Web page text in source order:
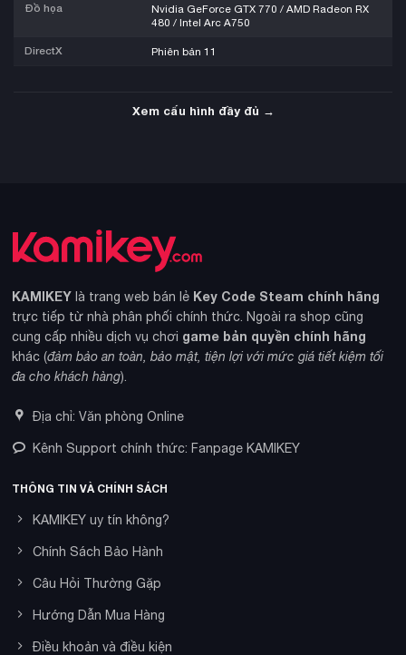
Đồ họa
Nvidia GeForce GTX 770 / AMD Radeon RX
480 / Intel Arc A750
DirectX Phiên bản 11
Xem cấu hình đầy đủ →
KAMIKEY là trang web bán lẻ Key Code Steam chính hãng
trực tiếp từ nhà phân phối chính thức. Ngoài ra shop cũng
cung cấp nhiều dịch vụ chơi game bản quyền chính hãng
khác (đảm bảo an toàn, bảo mật, tiện lợi với mức giá tiết kiệm tối
đa cho khách hàng).
Địa chỉ: Văn phòng Online
Kênh Support chính thức: Fanpage KAMIKEY
THÔNG TIN VÀ CHÍNH SÁCH
KAMIKEY uy tín không?
Chính Sách Bảo Hành
Câu Hỏi Thường Gặp
Hướng Dẫn Mua Hàng
Điều khoản và điều kiện